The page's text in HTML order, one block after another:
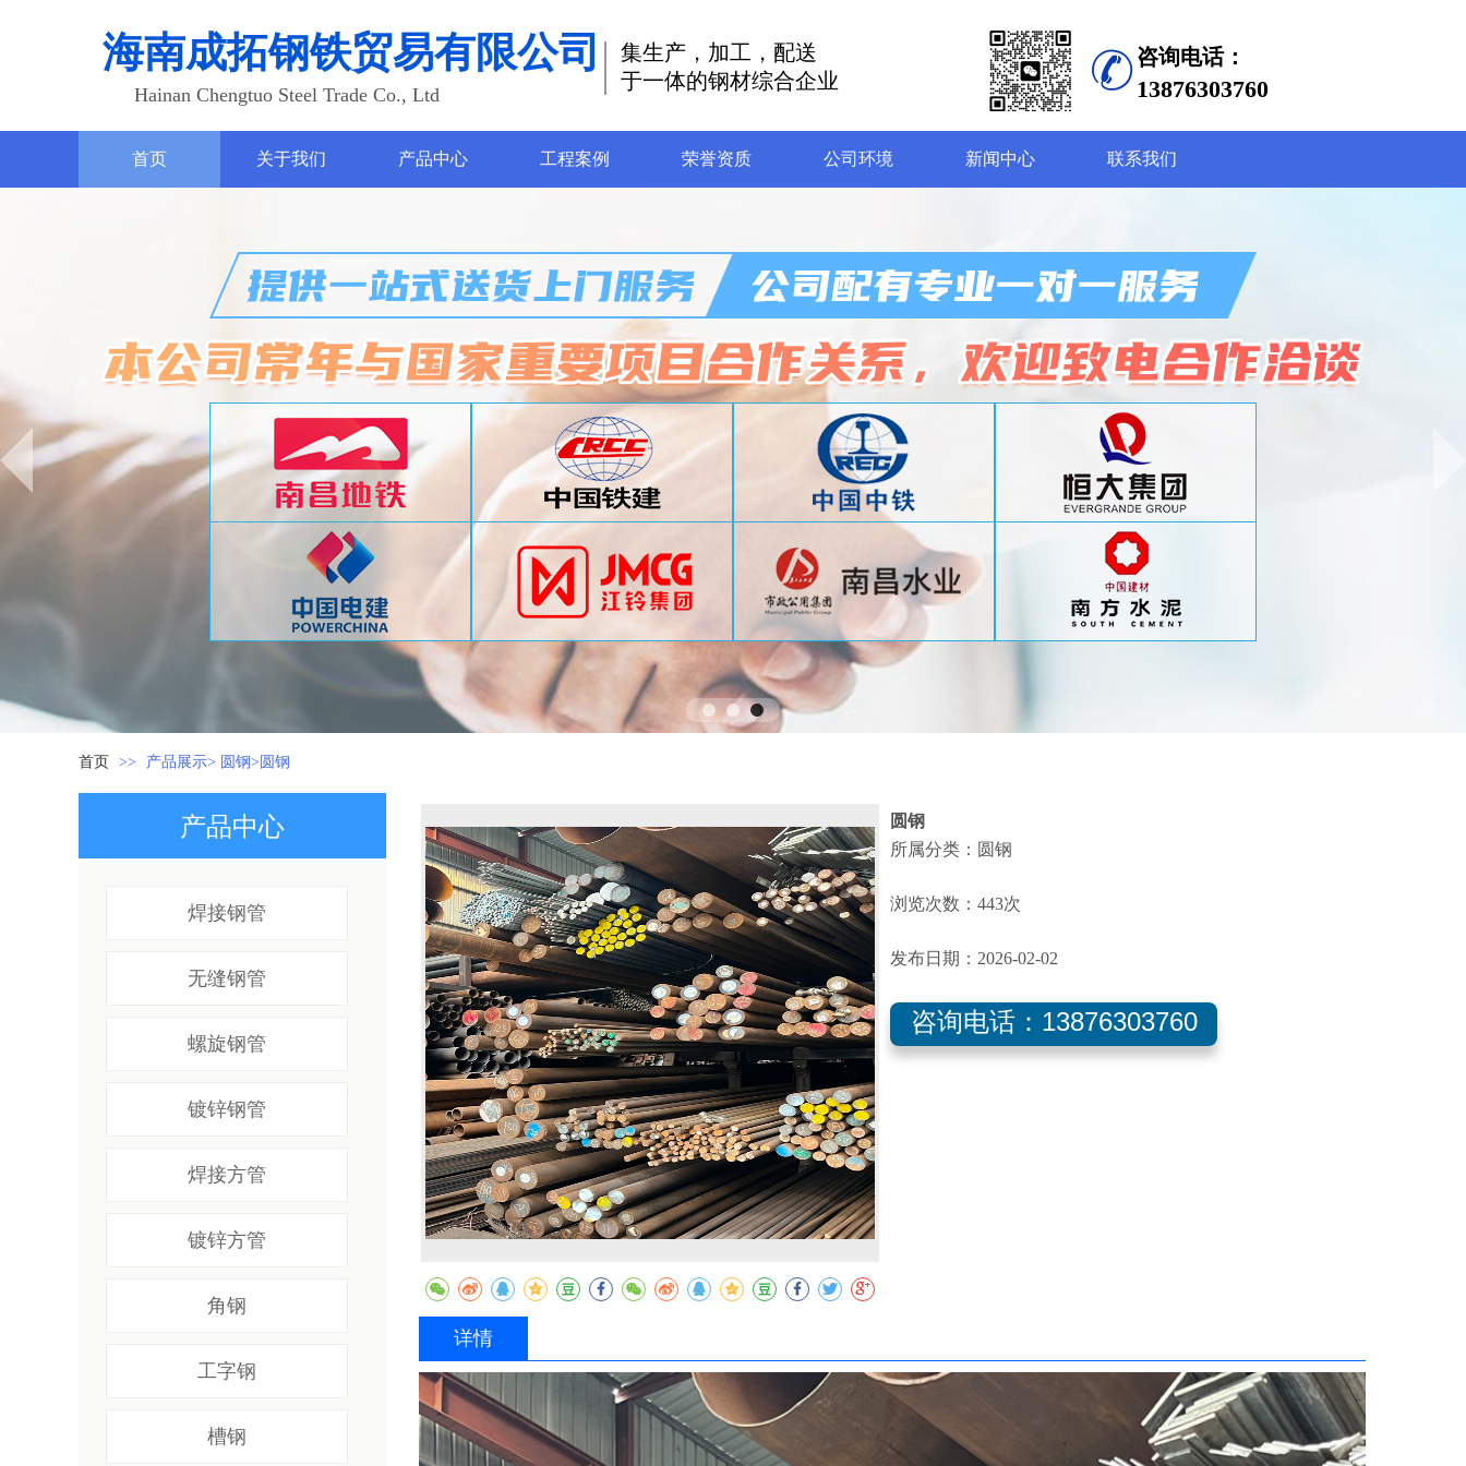
海南成拓钢铁贸易有限公司
Hainan Chengtuo Steel Trade Co., Ltd
集生产，加工，配送
于一体的钢材综合企业
咨询电话：
13876303760
首页 关于我们 产品中心 工程案例 荣誉资质 公司环境 新闻中心 联系我们
首页 >> 产品展示> 圆钢>圆钢
产品中心
焊接钢管
无缝钢管
螺旋钢管
镀锌钢管
焊接方管
镀锌方管
角钢
工字钢
槽钢
圆钢
所属分类： 圆钢
浏览次数： 443次
发布日期： 2026-02-02
咨询电话：13876303760
详情